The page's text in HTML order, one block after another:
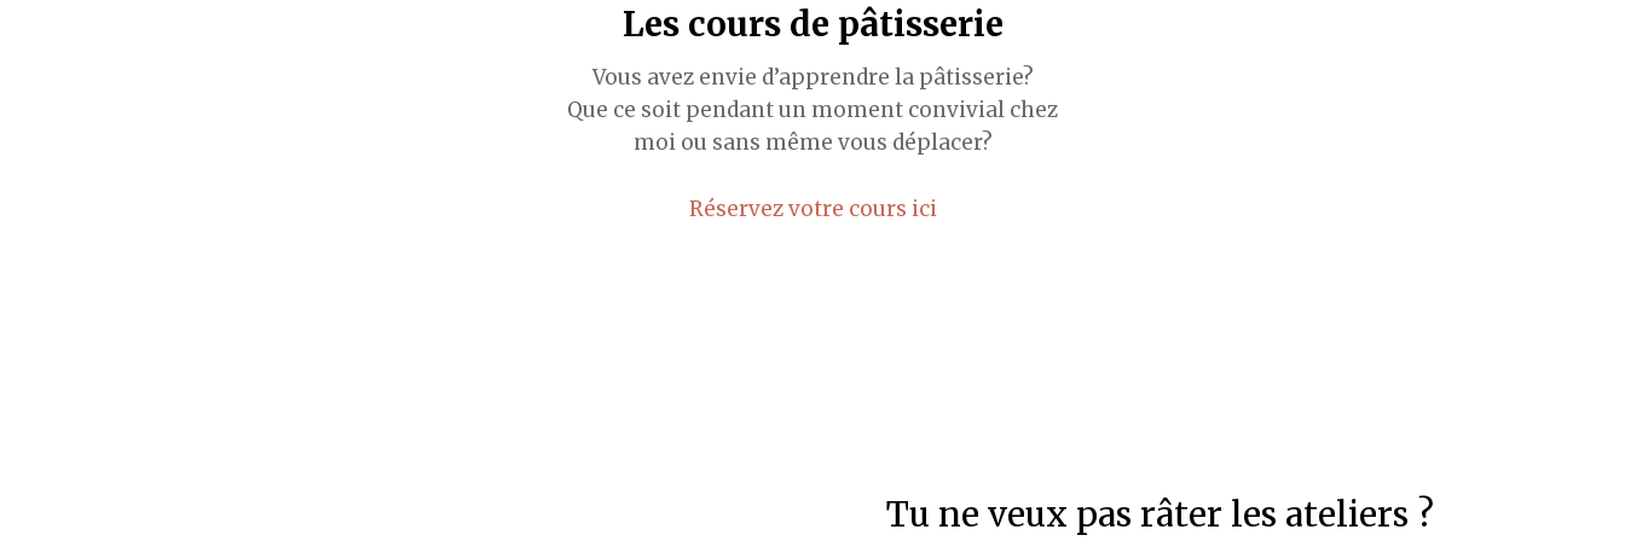
Les cours de pâtisserie
Vous avez envie d’apprendre la pâtisserie?
Que ce soit pendant un moment convivial chez
moi ou sans même vous déplacer?
Réservez votre cours ici
Tu ne veux pas râter les ateliers ?